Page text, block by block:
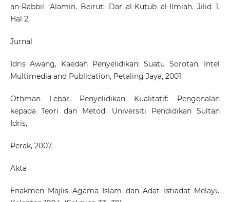
an-Rabbil ‘Alamin. Beirut: Dar al-Kutub al-Ilmiah. Jilid 1,
Hal 2.
Jurnal
Idris Awang, Kaedah Penyelidikan: Suatu Sorotan, Intel
Multimedia and Publication, Petaling Jaya, 2001.
Othman Lebar, Penyelidikan Kualitatif: Pengenalan
kepada Teori dan Metod, Universiti Pendidikan Sultan
Idris,
Perak, 2007.
Akta
Enakmen Majlis Agama Islam dan Adat Istiadat Melayu